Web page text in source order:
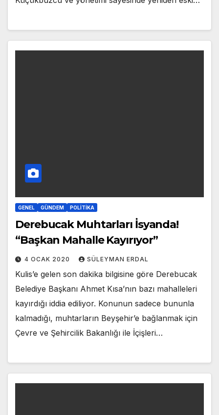
GENEL GÜNDEM POLITIKA
Derebucak Muhtarları İsyanda!
“Başkan Mahalle Kayırıyor”
4 OCAK 2020 SÜLEYMAN ERDAL
Kulis’e gelen son dakika bilgisine göre Derebucak
Belediye Başkanı Ahmet Kısa’nın bazı mahalleleri
kayırdığı iddia ediliyor. Konunun sadece bununla
kalmadığı, muhtarların Beyşehir’e bağlanmak için
Çevre ve Şehircilik Bakanlığı ile İçişleri…